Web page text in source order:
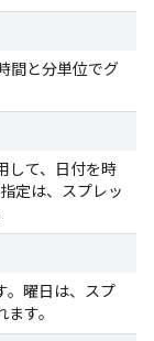
間と分単位でグ
して、日付を時
定は、スプレッ
。曜日は、スプ
す。